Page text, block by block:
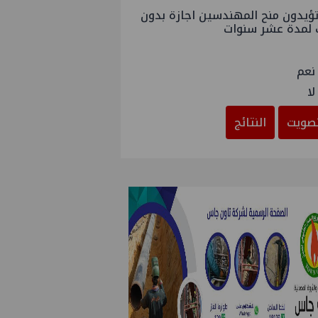
منح المهندسين اجازة بدون
لمدة عشر سنوات
نعم
لا
النتائج